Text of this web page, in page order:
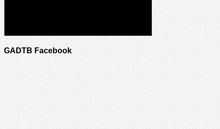
GADTB Facebook